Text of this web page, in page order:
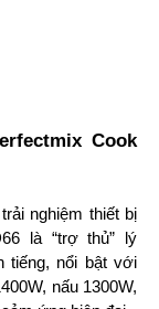
Cook
nghiệm thiết bị
là “trợ thủ” lý
tiếng, nổi bật với
nấu 1300W,